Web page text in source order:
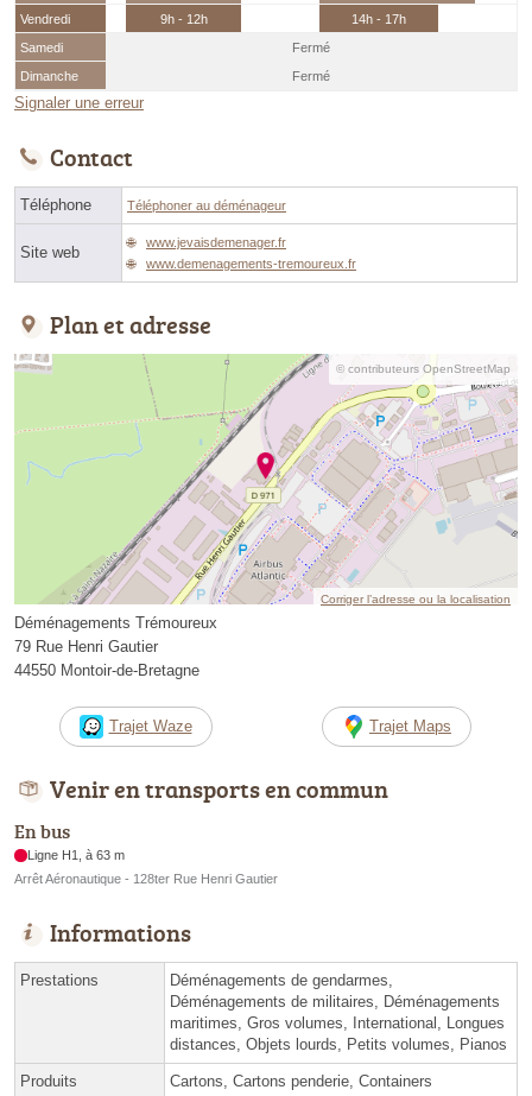
Vendredi
9h - 12h
14h - 17h
Samedi
Fermé
Dimanche
Fermé
Signaler une erreur
Contact
Téléphone Téléphoner au déménageur
Site web
www.jevaisdemenager.fr
www.demenagements-tremoureux.fr
Plan et adresse
© contributeurs OpenStreetMap
Corriger l’adresse ou la localisation
Déménagements Trémoureux
79 Rue Henri Gautier
44550 Montoir-de-Bretagne
Trajet Waze Trajet Maps
Venir en transports en commun
En bus
Ligne H1, à 63 m
Arrêt Aéronautique - 128ter Rue Henri Gautier
Informations
Prestations
Déménagements de gendarmes,
Déménagements de militaires, Déménagements
maritimes, Gros volumes, International, Longues
distances, Objets lourds, Petits volumes, Pianos
Produits Cartons, Cartons penderie, Containers